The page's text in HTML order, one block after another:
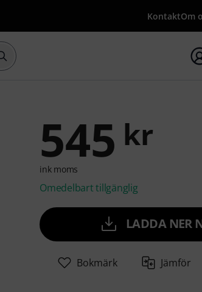
KontaktOm
Börja sökningen med söktermen
545 kr
ink moms
Omedelbart tillgänglig
LADDA NER
Bokmärk Jämför